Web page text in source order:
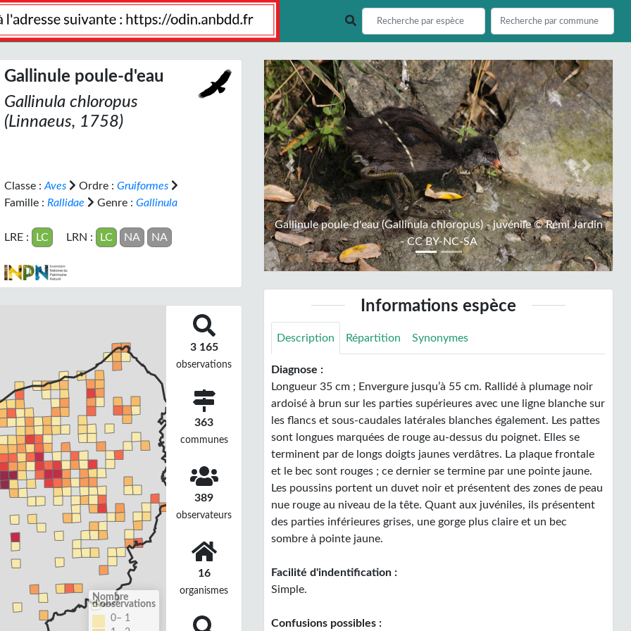
Gallinule poule-d'eau
Gallinula chloropus
(Linnaeus, 1758)
Classe : Aves Ordre : Gruiformes
Famille : Rallidae Genre : Gallinula
LRE : LC LRN : LC NA NA
Nombre
d'observations
0– 1
3 165
observations
363
communes
389
observateurs
16
organismes
Gallinule poule-d'eau (Gallinula chloropus) - juvénile © Rémi Jardin
- CC BY-NC-SA
Previous Next
Informations espèce
Description Répartition Synonymes
Diagnose :
Longueur 35 cm ; Envergure jusqu’à 55 cm. Rallidé à plumage noir
ardoisé à brun sur les parties supérieures avec une ligne blanche sur
les flancs et sous-caudales latérales blanches également. Les pattes
sont longues marquées de rouge au-dessus du poignet. Elles se
terminent par de longs doigts jaunes verdâtres. La plaque frontale
et le bec sont rouges ; ce dernier se termine par une pointe jaune.
Les poussins portent un duvet noir et présentent des zones de peau
nue rouge au niveau de la tête. Quant aux juvéniles, ils présentent
des parties inférieures grises, une gorge plus claire et un bec
sombre à pointe jaune.
Facilité d'indentification :
Simple.
Confusions possibles :